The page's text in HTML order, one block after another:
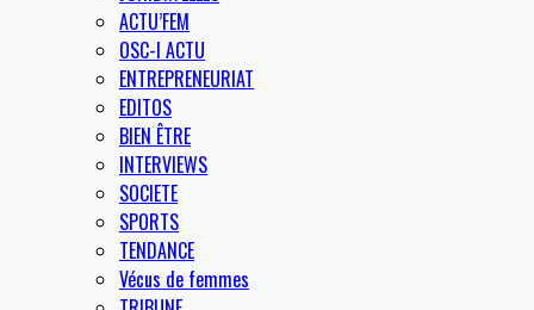
ACTU’FEM
OSC-I ACTU
ENTREPRENEURIAT
EDITOS
BIEN ÊTRE
INTERVIEWS
SOCIETE
SPORTS
TENDANCE
Vécus de femmes